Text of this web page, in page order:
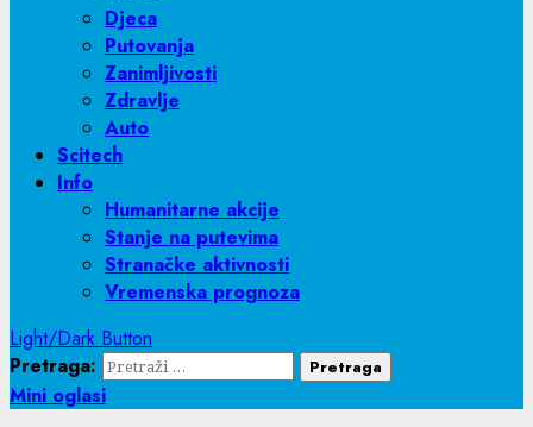
Djeca
Putovanja
Zanimljivosti
Zdravlje
Auto
Scitech
Info
Humanitarne akcije
Stanje na putevima
Stranačke aktivnosti
Vremenska prognoza
Light/Dark Button
Pretraga:
Mini oglasi